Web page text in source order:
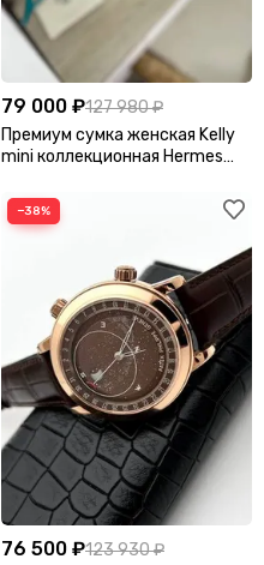
79 000 ₽127 980 ₽
Премиум сумка женская Kelly
mini коллекционная Hermes
−38%
76 500 ₽123 930 ₽